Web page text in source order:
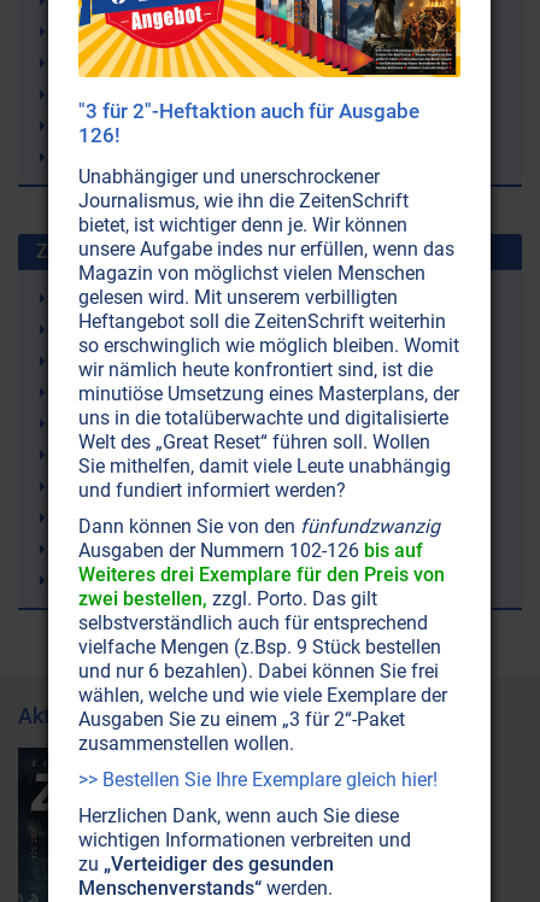
Gesundheit
Gehirn
Fettleibigkeit (Adipositas)
Zuletzt gesuchte Stichworte
Ketone (Ketonkörper)
Ketogene Ernährung (Ketose)
Irland
Demenz
rTMS (repetitive Transkranielle Magnetstimulation)
Lithium
Trampolinspringen
Windkraft (Windräder)
Bienen
Wasserkreislauf
Aktuelle Ausgabe
"3 für 2"-Heftaktion auch für Ausgabe
126!
Unabhängiger und unerschrockener
Journalismus, wie ihn die ZeitenSchrift
bietet, ist wichtiger denn je. Wir können
unsere Aufgabe indes nur erfüllen, wenn das
Magazin von möglichst vielen Menschen
gelesen wird. Mit unserem verbilligten
Heftangebot soll die ZeitenSchrift weiterhin
so erschwinglich wie möglich bleiben. Womit
wir nämlich heute konfrontiert sind, ist die
minutiöse Umsetzung eines Masterplans, der
uns in die totalüberwachte und digitalisierte
Welt des „Great Reset“ führen soll. Wollen
Sie mithelfen, damit viele Leute unabhängig
und fundiert informiert werden?
Dann können Sie von den fünfundzwanzig
Ausgaben der Nummern 102-126 bis auf
Weiteres drei Exemplare für den Preis von
zwei bestellen, zzgl. Porto. Das gilt
selbstverständlich auch für entsprechend
vielfache Mengen (z.Bsp. 9 Stück bestellen
und nur 6 bezahlen). Dabei können Sie frei
wählen, welche und wie viele Exemplare der
Ausgaben Sie zu einem „3 für 2“-Paket
zusammenstellen wollen.
>> Bestellen Sie Ihre Exemplare gleich hier!
Herzlichen Dank, wenn auch Sie diese
wichtigen Informationen verbreiten und
zu „Verteidiger des gesunden
Menschenverstands“ werden.